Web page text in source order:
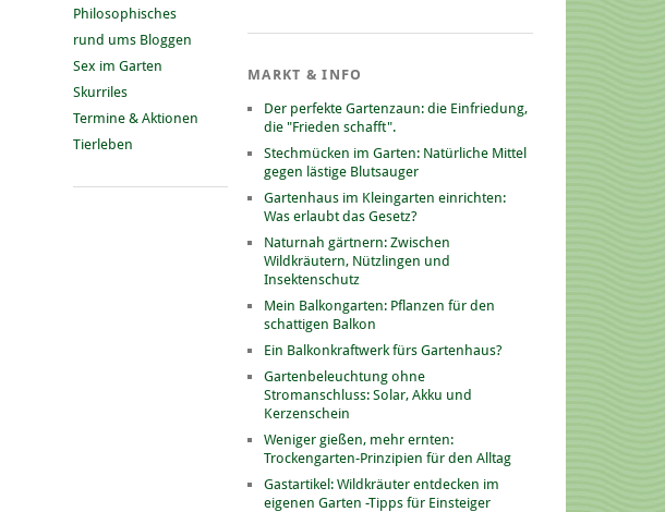
Philosophisches
rund ums Bloggen
Sex im Garten
Skurriles
Termine & Aktionen
Tierleben
MARKT & INFO
Der perfekte Gartenzaun: die Einfriedung,
die "Frieden schafft".
Stechmücken im Garten: Natürliche Mittel
gegen lästige Blutsauger
Gartenhaus im Kleingarten einrichten:
Was erlaubt das Gesetz?
Naturnah gärtnern: Zwischen
Wildkräutern, Nützlingen und
Insektenschutz
Mein Balkongarten: Pflanzen für den
schattigen Balkon
Ein Balkonkraftwerk fürs Gartenhaus?
Gartenbeleuchtung ohne
Stromanschluss: Solar, Akku und
Kerzenschein
Weniger gießen, mehr ernten:
Trockengarten-Prinzipien für den Alltag
Gastartikel: Wildkräuter entdecken im
eigenen Garten -Tipps für Einsteiger